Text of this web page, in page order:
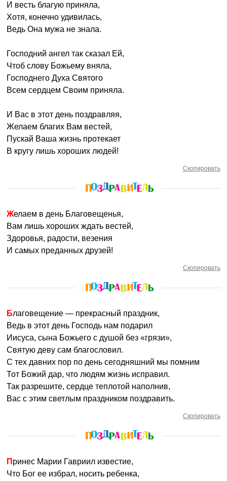
И весть благую приняла,
Хотя, конечно удивилась,
Ведь Она мужа не знала.
Господний ангел так сказал Ей,
Чтоб слову Божьему вняла,
Господнего Духа Святого
Всем сердцем Своим приняла.
И Вас в этот день поздравляя,
Желаем благих Вам вестей,
Пускай Ваша жизнь протекает
В кругу лишь хороших людей!
Скопировать
Желаем в день Благовещенья,
Вам лишь хороших ждать вестей,
Здоровья, радости, везения
И самых преданных друзей!
Скопировать
Благовещение — прекрасный праздник,
Ведь в этот день Господь нам подарил
Иисуса, сына Божьего с душой без «грязи»,
Святую деву сам благословил.
С тех давних пор по день сегодняшний мы помним
Тот Божий дар, что людям жизнь исправил.
Так разрешите, сердце теплотой наполнив,
Вас с этим светлым праздником поздравить.
Скопировать
Принес Марии Гавриил известие,
Что Бог ее избрал, носить ребенка,